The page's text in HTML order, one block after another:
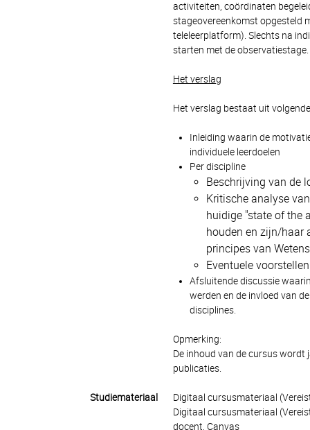
activiteiten, coördinaten
stageovereenkomst opgesteld
teleleerplatform). Slechts na
starten met de observatiestage.
Het verslag
Het verslag bestaat uit
Inleiding waarin de
individuele leerdoelen
Per discipline
Beschrijving van de
Kritische analyse
huidige "state of the
houden en zijn/haar
principes van
Eventuele
Afsluitende discussie
werden en de invloed van
disciplines.
Opmerking:
De inhoud van de cursus wordt
publicaties.
Studiemateriaal
Digitaal cursusmateriaal
Digitaal cursusmateriaal
docent, Canvas